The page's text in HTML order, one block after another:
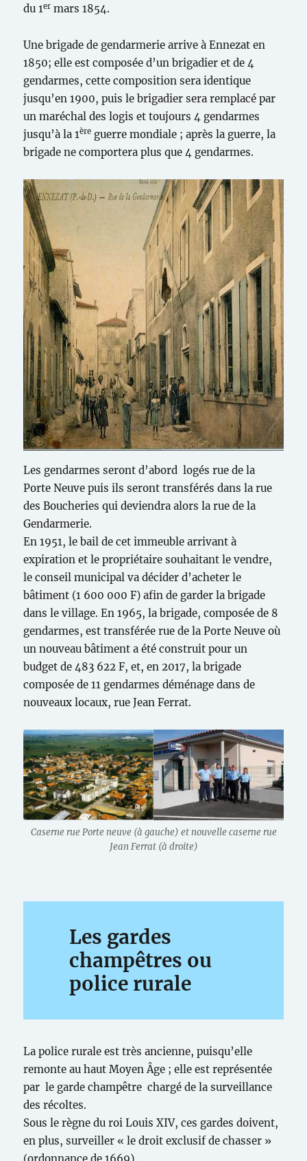
du 1er mars 1854.
Une brigade de gendarmerie arrive à Ennezat en
1850; elle est composée d’un brigadier et de 4
gendarmes, cette composition sera identique
jusqu’en 1900, puis le brigadier sera remplacé par
un maréchal des logis et toujours 4 gendarmes
jusqu’à la 1ère guerre mondiale ; après la guerre, la
brigade ne comportera plus que 4 gendarmes.
Les gendarmes seront d’abord logés rue de la
Porte Neuve puis ils seront transférés dans la rue
des Boucheries qui deviendra alors la rue de la
Gendarmerie.
En 1951, le bail de cet immeuble arrivant à
expiration et le propriétaire souhaitant le vendre,
le conseil municipal va décider d’acheter le
bâtiment (1 600 000 F) afin de garder la brigade
dans le village. En 1965, la brigade, composée de 8
gendarmes, est transférée rue de la Porte Neuve où
un nouveau bâtiment a été construit pour un
budget de 483 622 F, et, en 2017, la brigade
composée de 11 gendarmes déménage dans de
nouveaux locaux, rue Jean Ferrat.
Caserne rue Porte neuve (à gauche) et nouvelle caserne rue
Jean Ferrat (à droite)
Les gardes
champêtres ou
police rurale
La police rurale est très ancienne, puisqu’elle
remonte au haut Moyen Âge ; elle est représentée
par le garde champêtre chargé de la surveillance
des récoltes.
Sous le règne du roi Louis XIV, ces gardes doivent,
en plus, surveiller « le droit exclusif de chasser »
(ordonnance de 1669).